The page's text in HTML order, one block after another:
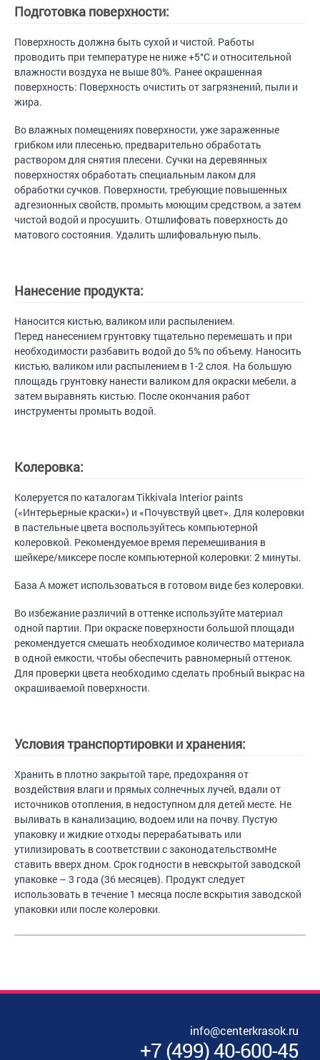
Подготовка поверхности:
Поверхность должна быть сухой и чистой. Работы
проводить при температуре не ниже +5°С и относительной
влажности воздуха не выше 80%. Ранее окрашенная
поверхность: Поверхность очистить от загрязнений, пыли и
жира.
Во влажных помещениях поверхности, уже зараженные
грибком или плесенью, предварительно обработать
раствором для снятия плесени. Сучки на деревянных
поверхностях обработать специальным лаком для
обработки сучков. Поверхности, требующие повышенных
адгезионных свойств, промыть моющим средством, а затем
чистой водой и просушить. Отшлифовать поверхность до
матового состояния. Удалить шлифовальную пыль.
Нанесение продукта:
Наносится кистью, валиком или распылением.
Перед нанесением грунтовку тщательно перемешать и при
необходимости разбавить водой до 5% по объему. Наносить
кистью, валиком или распылением в 1-2 слоя. На большую
площадь грунтовку нанести валиком для окраски мебели, а
затем выравнять кистью. После окончания работ
инструменты промыть водой.
Колеровка:
Колеруется по каталогам Tikkivala Interior paints
(«Интерьерные краски») и «Почувствуй цвет». Для колеровки
в пастельные цвета воспользуйтесь компьютерной
колеровкой. Рекомендуемое время перемешивания в
шейкере/миксере после компьютерной колеровки: 2 минуты.
База А может использоваться в готовом виде без колеровки.
Во избежание различий в оттенке используйте материал
одной партии. При окраске поверхности большой площади
рекомендуется смешать необходимое количество материала
в одной емкости, чтобы обеспечить равномерный оттенок.
Для проверки цвета необходимо сделать пробный выкрас на
окрашиваемой поверхности.
Условия транспортировки и хранения:
Хранить в плотно закрытой таре, предохраняя от
воздействия влаги и прямых солнечных лучей, вдали от
источников отопления, в недоступном для детей месте. Не
выливать в канализацию, водоем или на почву. Пустую
упаковку и жидкие отходы перерабатывать или
утилизировать в соответствии с законодательствомНе
ставить вверх дном. Срок годности в невскрытой заводской
упаковке – 3 года (36 месяцев). Продукт следует
использовать в течение 1 месяца после вскрытия заводской
упаковки или после колеровки.
info@centerkrasok.ru
+7(499)40-600-45